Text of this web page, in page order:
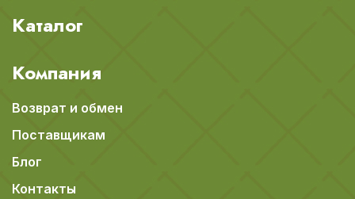
Каталог
Компания
Возврат и обмен
Поставщикам
Блог
Контакты